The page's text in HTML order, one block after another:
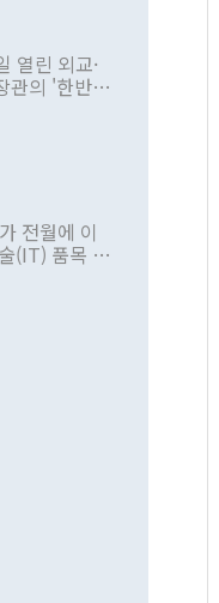
열린 외교·
관의 '한반도
겠다고 공
안 정 장
통령과 유
이다. 정 장
아지고 있
는 것은
했다. 하
전월에 이
(IT) 품목 수
억8000만
IT 품목
공품